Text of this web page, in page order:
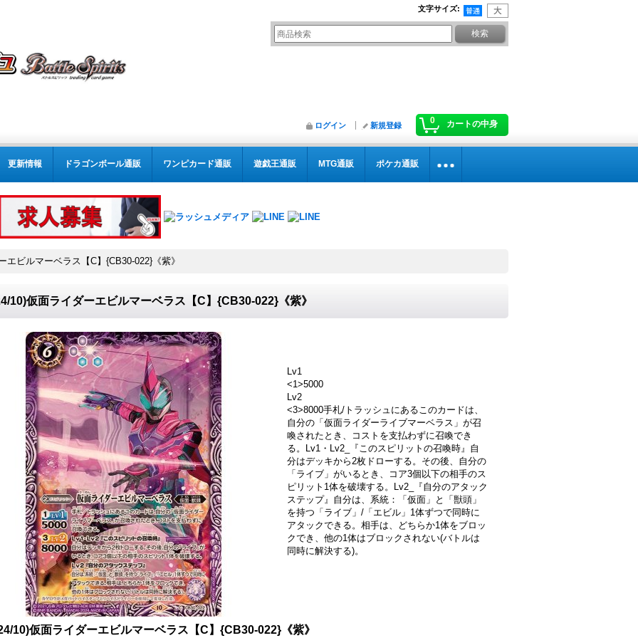
文字サイズ:
0 カートの中身
ログイン 新規登録
更新情報 ドラゴンボール通販 ワンピカード通販 遊戯王通販 MTG通販 ポケカ通販
エビルマーベラス【C】{CB30-022}《紫》
10)仮面ライダーエビルマーベラス【C】{CB30-022}《紫》
Lv1
<1>5000
Lv2
<3>8000手札/トラッシュにあるこのカードは、
自分の「仮面ライダーライブマーベラス」が召
喚されたとき、コストを支払わずに召喚でき
る。Lv1・Lv2_『このスピリットの召喚時』自
分はデッキから2枚ドローする。その後、自分の
「ライブ」がいるとき、コア3個以下の相手のス
ピリット1体を破壊する。Lv2_『自分のアタック
ステップ』自分は、系統：「仮面」と「獣頭」
を持つ「ライブ」/「エビル」1体ずつで同時に
アタックできる。相手は、どちらか1体をブロッ
クでき、他の1体はブロックされない(バトルは
同時に解決する)。
10)仮面ライダーエビルマーベラス【C】{CB30-022}《紫》